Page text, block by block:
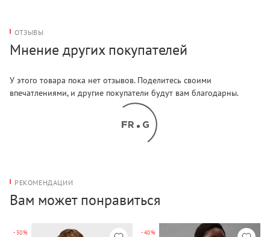
ОТЗЫВЫ
Мнение других покупателей
У этого товара пока нет отзывов. Поделитесь своими
впечатлениями, и другие покупатели будут вам благодарны.
РЕКОМЕНДАЦИИ
Вам может понравиться
-50% -40%